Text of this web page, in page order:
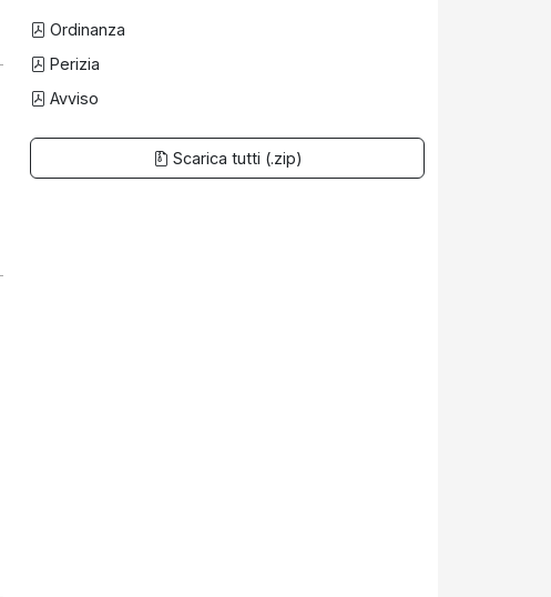
Ordinanza
Perizia
Avviso
Scarica tutti (.zip)